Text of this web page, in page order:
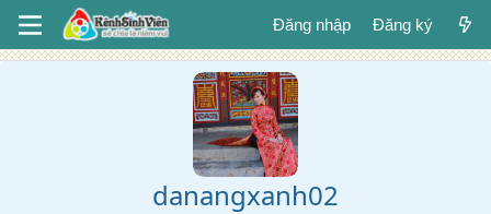
Đăng nhập Đăng ký
danangxanh02